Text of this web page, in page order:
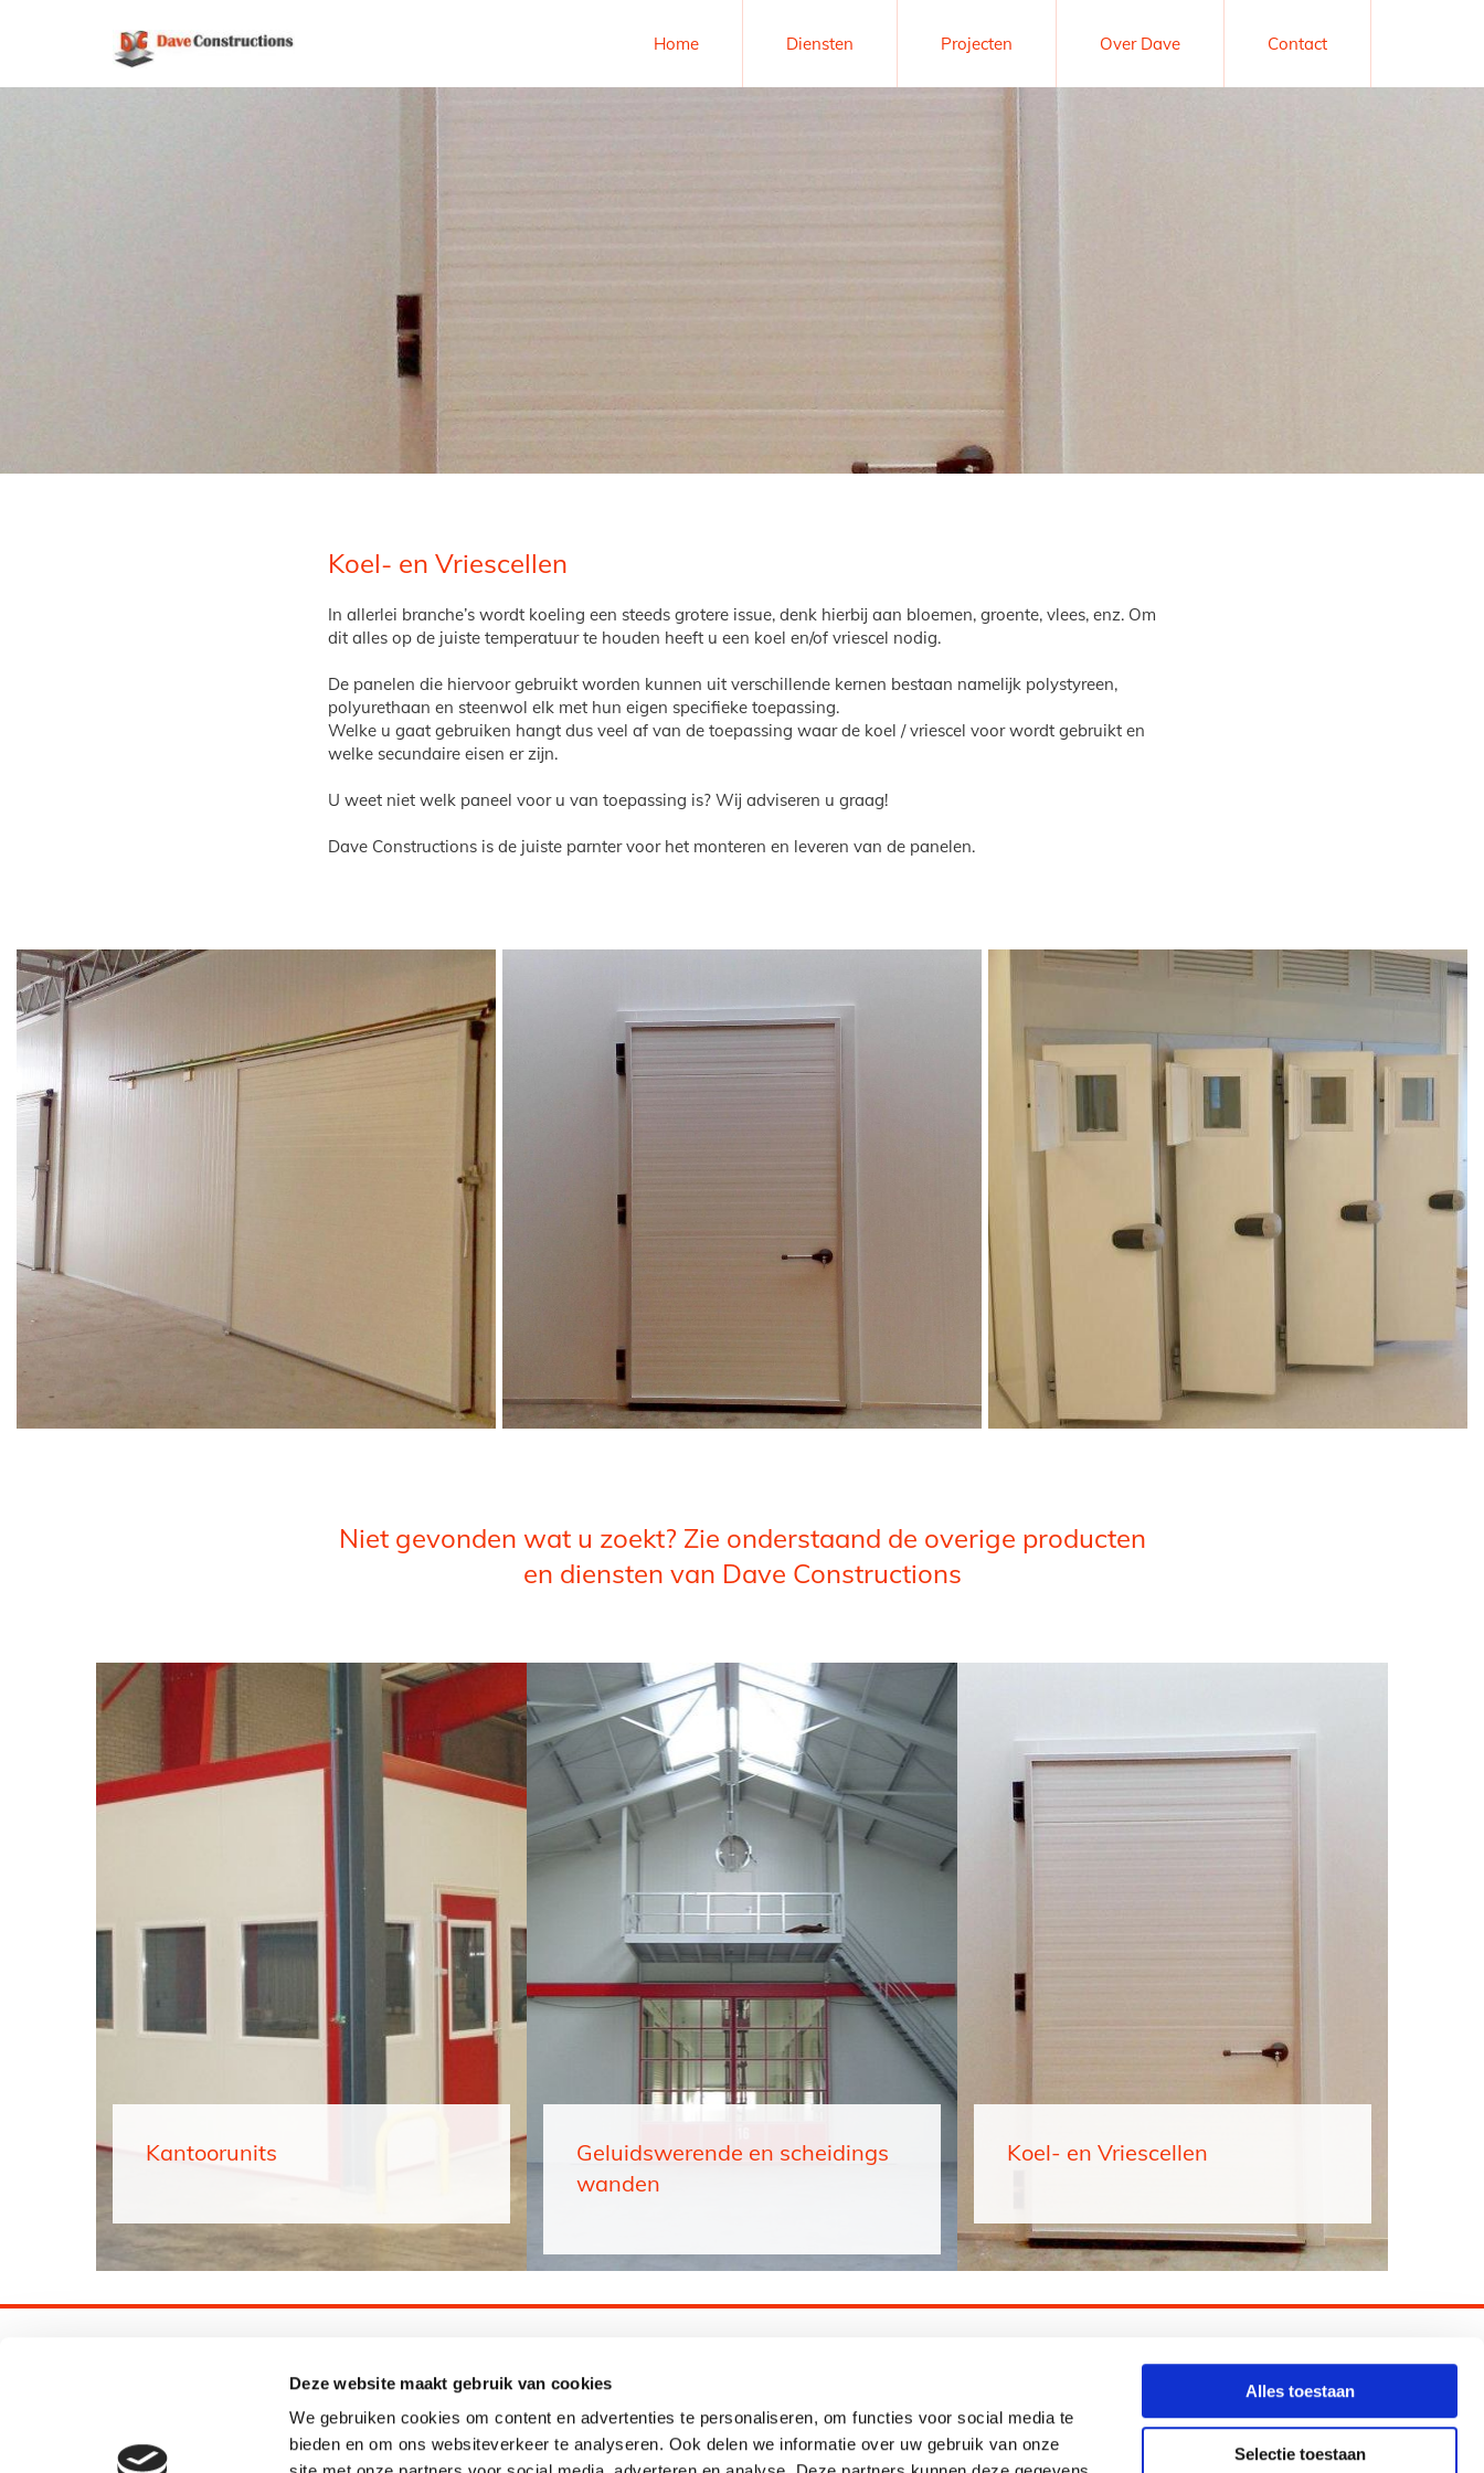
Deze website maakt gebruik van cookies
We gebruiken cookies om content en advertenties te personaliseren, om functies voor social media te
bieden en om ons websiteverkeer te analyseren. Ook delen we informatie over uw gebruik van onze
Alles toestaan
Selectie toestaan
Home Diensten Projecten Over Dave Contact
Koel- en Vriescellen
In allerlei branche’s wordt koeling een steeds grotere issue, denk hierbij aan bloemen, groente, vlees, enz. Om
dit alles op de juiste temperatuur te houden heeft u een koel en/of vriescel nodig.
De panelen die hiervoor gebruikt worden kunnen uit verschillende kernen bestaan namelijk polystyreen,
polyurethaan en steenwol elk met hun eigen specifieke toepassing.
Welke u gaat gebruiken hangt dus veel af van de toepassing waar de koel / vriescel voor wordt gebruikt en
welke secundaire eisen er zijn.
U weet niet welk paneel voor u van toepassing is? Wij adviseren u graag!
Dave Constructions is de juiste parnter voor het monteren en leveren van de panelen.
Niet gevonden wat u zoekt? Zie onderstaand de overige producten
en diensten van Dave Constructions
Kantoorunits
Geluidswerende en scheidings
wanden
Koel- en Vriescellen
Dave Constructions
0614196269
 info@daveconstructions.nl